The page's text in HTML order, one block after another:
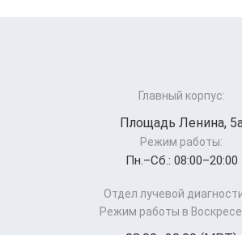
Главный корпус:
Площадь Ленина,
Режим работы:
Пн.–Cб.: 08:00–20:00
Отдел лучевой
Режим работы в